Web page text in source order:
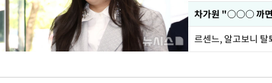
르센느, 알고보니 탈